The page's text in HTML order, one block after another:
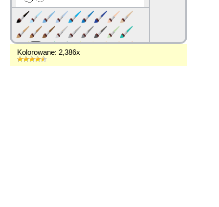
Kolorowane: 2,386x